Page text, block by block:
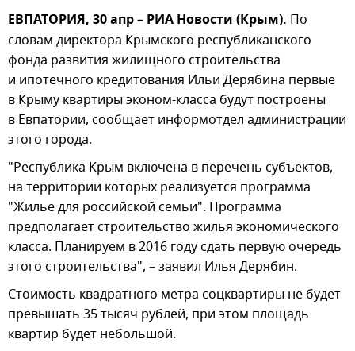
ЕВПАТОРИЯ, 30 апр – РИА Новости (Крым). По
словам директора Крымского республиканского
фонда развития жилищного строительства
и ипотечного кредитования Ильи Дерябина первые
в Крыму квартиры эконом-класса будут построены
в Евпатории, сообщает информотдел администрации
этого города.
"Республика Крым включена в перечень субъектов,
на территории которых реализуется программа
"Жилье для российской семьи". Программа
предполагает строительство жилья экономического
класса. Планируем в 2016 году сдать первую очередь
этого строительства", – заявил Илья Дерябин.
Стоимость квадратного метра соцквартиры не будет
превышать 35 тысяч рублей, при этом площадь
квартир будет небольшой.